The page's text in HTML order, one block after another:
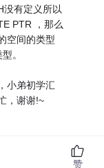
没有定义所以
PTR ，那么
空间的类型
。
小弟初学汇
，谢谢!~
赞